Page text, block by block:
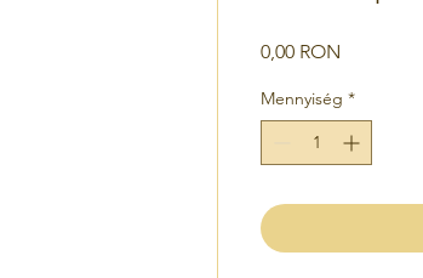
0,00 RON
Mennyiség *